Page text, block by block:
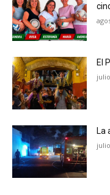
El
La